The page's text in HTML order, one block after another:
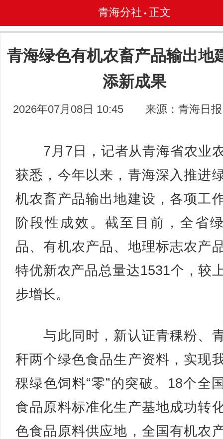
青海分社 • 正文
青海绿色有机农畜产品输出地
添新成果
2026年07月08日 10:45 来源：青海日报
7月7日，记者从青海省农业
获悉，今年以来，青海深入推进
机农畜产品输出地建设，各项工
阶段性成效。截至目前，全省
品、有机农产品、地理标志农产
特优新农产品总量达1531个，较
步增长。
与此同时，新认证青稞粉、
秆两个绿色食品生产资料，实现
稞绿色饲料“零”的突破。18个全
食品原料标准化生产基地成功转
色食品原料供应地，全国有机农